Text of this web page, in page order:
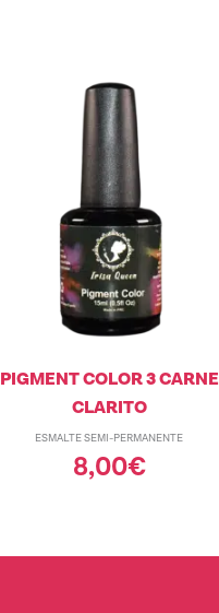
PIGMENT COLOR 3 CARNE
CLARITO
ESMALTE SEMI-PERMANENTE
8,00€